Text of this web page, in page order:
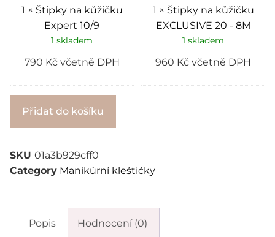
1 × Štipky na kůžičku
Expert 10/9
1 skladem
790 Kč včetně DPH
1 × Štipky na kůžičku
EXCLUSIVE 20 - 8M
1 skladem
960 Kč včetně DPH
Přidat do košíku
SKU 01a3b929cff0
Category Manikúrní kleśtićky
Popis Hodnocení (0)